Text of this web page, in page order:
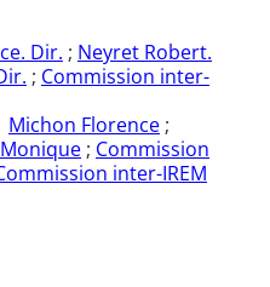
Dir. ; Neyret Robert.
; Commission inter-
Michon Florence ;
; Commission
inter-IREM